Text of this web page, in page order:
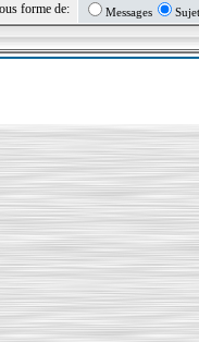
forme de: Messages